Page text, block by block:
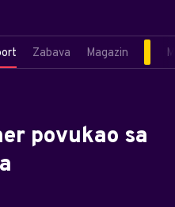
Zabava Magazin
povukao sa